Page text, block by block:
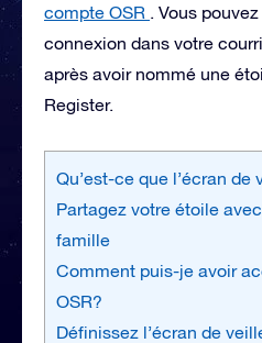
compte OSR . Vous
connexion dans votre
après avoir nommé une
Register.
Qu’est-ce que l’écran de
Partagez votre étoile
famille
Comment puis-je avoir
OSR?
Définissez l’écran de